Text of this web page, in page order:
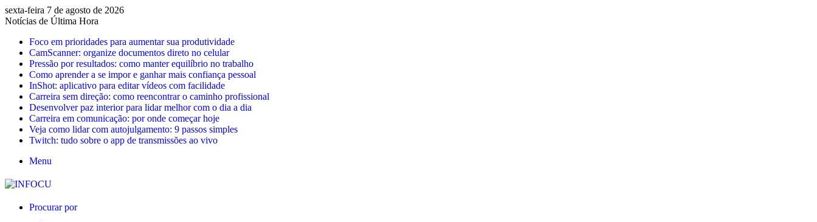
sexta-feira 7 de agosto de 2026
Notícias de Última Hora
Foco em prioridades para aumentar sua produtividade
CamScanner: organize documentos direto no celular
Pressão por resultados: como manter equilíbrio no trabalho
Como aprender a se impor e ganhar mais confiança pessoal
InShot: aplicativo para editar vídeos com facilidade
Carreira sem direção: como reencontrar o caminho profissional
Desenvolver paz interior para lidar melhor com o dia a dia
Carreira em comunicação: por onde começar hoje
Veja como lidar com autojulgamento: 9 passos simples
Twitch: tudo sobre o app de transmissões ao vivo
Menu
Procurar por